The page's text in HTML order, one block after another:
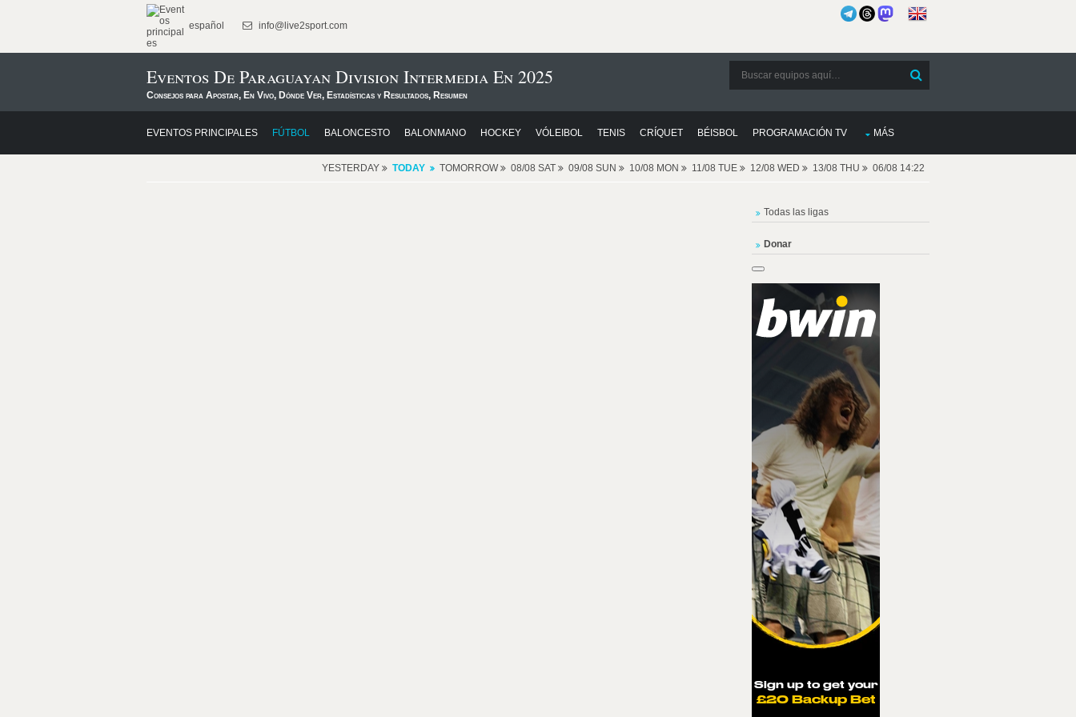
español info@live2sport.com
Eventos De Paraguayan Division Intermedia En 2025
Consejos para Apostar, En Vivo, Dónde Ver, Estadísticas y Resultados, Resumen
EVENTOS PRINCIPALES FÚTBOL BALONCESTO BALONMANO HOCKEY VÓLEIBOL TENIS CRÍQUET BÉISBOL PROGRAMACIÓN TV MÁS
YESTERDAY TODAY TOMORROW 08/08 SAT 09/08 SUN 10/08 MON 11/08 TUE 12/08 WED 13/08 THU 06/08 14:22
Todas las ligas
Donar